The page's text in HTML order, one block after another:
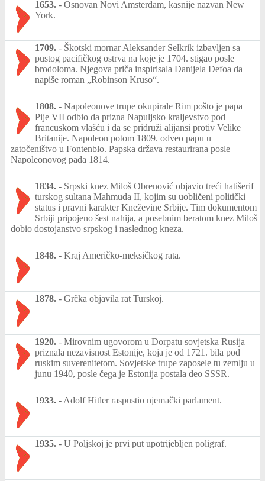
1653. - Osnovan Novi Amsterdam, kasnije nazvan New
York.
1709. - Škotski mornar Aleksander Selkrik izbavljen sa
pustog pacifičkog ostrva na koje je 1704. stigao posle
brodoloma. Njegova priča inspirisala Danijela Defoa da
napiše roman „Robinson Kruso“.
1808. - Napoleonove trupe okupirale Rim pošto je papa
Pije VII odbio da prizna Napuljsko kraljevstvo pod
francuskom vlašću i da se pridruži alijansi protiv Velike
Britanije. Napoleon potom 1809. odveo papu u
zatočeništvo u Fontenblo. Papska država restaurirana posle
Napoleonovog pada 1814.
1834. - Srpski knez Miloš Obrenović objavio treći hatišerif
turskog sultana Mahmuda II, kojim su uobličeni politički
status i pravni karakter Kneževine Srbije. Tim dokumentom
Srbiji pripojeno šest nahija, a posebnim beratom knez Miloš
dobio dostojanstvo srpskog i naslednog kneza.
1848. - Kraj Američko-meksičkog rata.
1878. - Grčka objavila rat Turskoj.
1920. - Mirovnim ugovorom u Dorpatu sovjetska Rusija
priznala nezavisnost Estonije, koja je od 1721. bila pod
ruskim suverenitetom. Sovjetske trupe zaposele tu zemlju u
junu 1940, posle čega je Estonija postala deo SSSR.
1933. - Adolf Hitler raspustio njemački parlament.
1935. - U Poljskoj je prvi put upotrijebljen poligraf.